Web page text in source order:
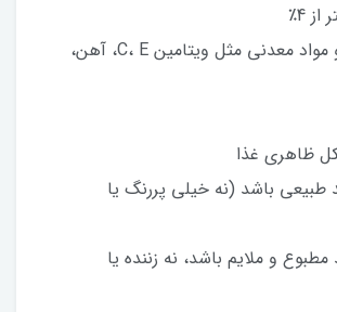
4٪
ویتامین‌ها و مواد معدنی مثل ویتامین C، E، آهن،
طبیعی باشد (نه خیلی پررنگ یا
مطبوع و ملایم باشد، نه زننده یا